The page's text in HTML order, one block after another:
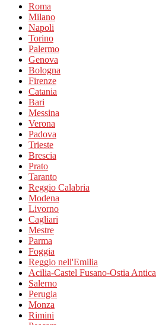
Roma
Milano
Napoli
Torino
Palermo
Genova
Bologna
Firenze
Catania
Bari
Messina
Verona
Padova
Trieste
Brescia
Prato
Taranto
Reggio Calabria
Modena
Livorno
Cagliari
Mestre
Parma
Foggia
Reggio nell'Emilia
Acilia-Castel Fusano-Ostia Antica
Salerno
Perugia
Monza
Rimini